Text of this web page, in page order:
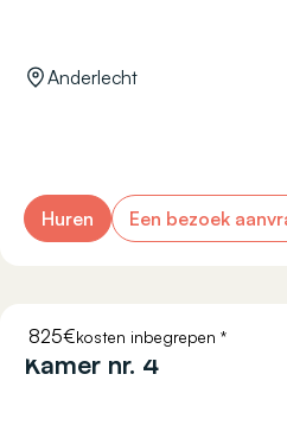
Anderlecht
Huren Een bezoek
825€kosten inbegrepen *
RÉSISTANCE 45
Kamer nr. 4